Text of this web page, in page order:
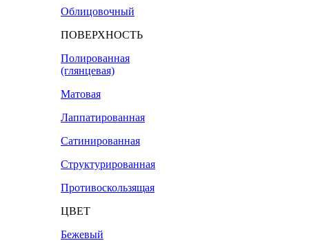
Облицовочный
ПОВЕРХНОСТЬ
Полированная
(глянцевая)
Матовая
Лаппатированная
Сатинированная
Структурированная
Противоскользящая
ЦВЕТ
Бежевый